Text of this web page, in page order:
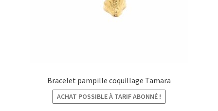
Bracelet pampille coquillage Tamara
ACHAT POSSIBLE À TARIF ABONNÉ !